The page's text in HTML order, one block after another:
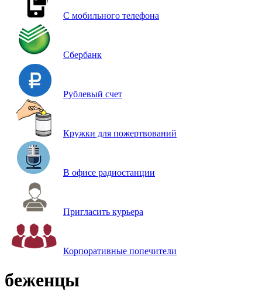
С мобильного телефона
Сбербанк
Рублевый счет
Кружки для пожертвований
В офисе радиостанции
Пригласить курьера
Корпоративные попечители
беженцы